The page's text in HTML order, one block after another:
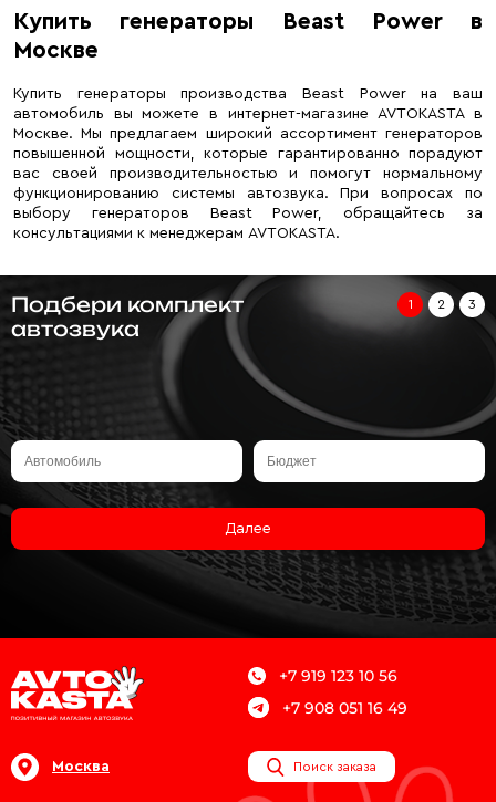
Купить генераторы Beast Power в
Москве
Купить генераторы производства Beast Power на ваш
автомобиль вы можете в интернет-магазине AVTOKASTA в
Москве. Мы предлагаем широкий ассортимент генераторов
повышенной мощности, которые гарантированно порадуют
вас своей производительностью и помогут нормальному
функционированию системы автозвука. При вопросах по
выбору генераторов Beast Power, обращайтесь за
консультациями к менеджерам AVTOKASTA.
Подбери комплект
автозвука
1 2 3
Далее
+7 919 123 10 56
+7 908 051 16 49
Москва Поиск заказа